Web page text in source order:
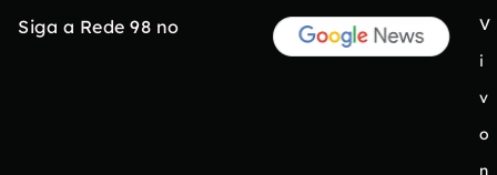
Siga a Rede 98 no
V
i
v
o